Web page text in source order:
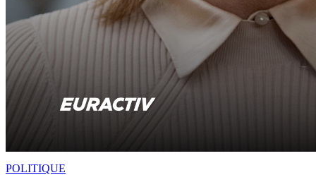
POLITIQUE